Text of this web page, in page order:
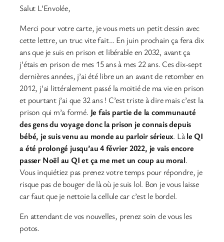
Salut L’Envolée,
Merci pour votre carte, je vous mets un petit dessin avec
cette lettre, un truc vite fait… En juin prochain ça fera dix
ans que je suis en prison et libérable en 2032, avant ça
j’étais en prison de mes 15 ans à mes 22 ans. Ces dix-sept
dernières années, j’ai été libre un an avant de retomber en
2012, j’ai littéralement passé la moitié de ma vie en prison
et pourtant j’ai que 32 ans ! C’est triste à dire mais c’est la
prison qui m’a formé. Je fais partie de la communauté
des gens du voyage donc la prison je connais depuis
bébé, je suis venu au monde au parloir sérieux. Làle QI
a été prolongé jusqu’au 4 février 2022, je vais encore
passer Noël au QI et ça me met un coup au moral.
Vous inquiétiez pas prenez votre temps pour répondre, je
risque pas de bouger de là où je suis lol. Bon je vous laisse
car faut que je nettoie la cellule car c’est le bordel.
En attendant de vos nouvelles, prenez soin de vous les
potos.